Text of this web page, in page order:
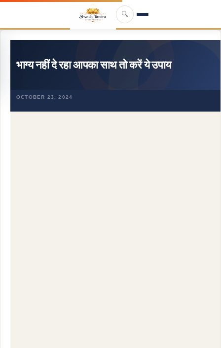
Skip to main content
🔍
भाग्य नहीं दे रहा आपका साथ तो करें ये उपाय
OCTOBER 23, 2024